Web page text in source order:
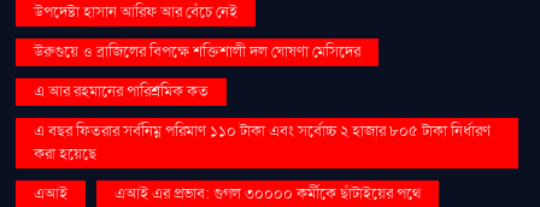
উপদেষ্টা হাসান আরিফ আর বেঁচে নেই
উরুগুয়ে ও ব্রাজিলের বিপক্ষে শক্তিশালী দল ঘোষণা মেসিদের
এ আর রহমানের পারিশ্রমিক কত
এ বছর ফিতরার সর্বনিম্ন পরিমাণ ১১০ টাকা এবং সর্বোচ্চ ২ হাজার ৮০৫ টাকা নির্ধারণ
করা হয়েছে
এআই
এআই এর প্রভাব: গুগল ৩০০০০ কর্মীকে ছাঁটাইয়ের পথে